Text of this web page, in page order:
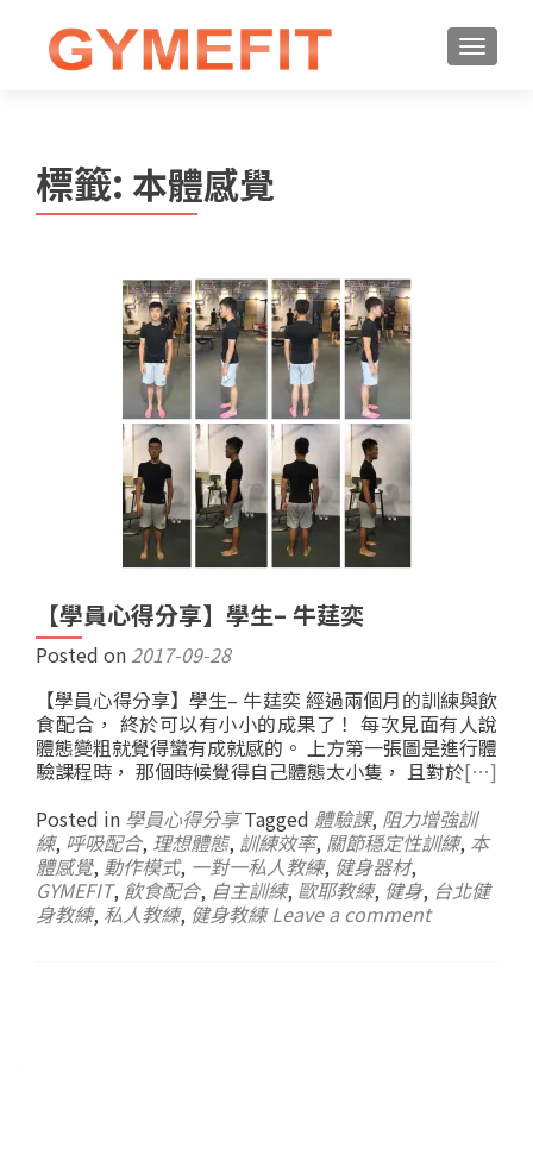
標籤: 本體感覺
【學員心得分享】學生– 牛莛奕
Posted on 2017-09-28
【學員心得分享】學生– 牛莛奕 經過兩個月的訓練與飲
食配合， 終於可以有小小的成果了！ 每次見面有人說
體態變粗就覺得蠻有成就感的。 上方第一張圖是進行體
驗課程時， 那個時候覺得自己體態太小隻， 且對於[…]
Posted in 學員心得分享 Tagged 體驗課, 阻力增強訓
練, 呼吸配合, 理想體態, 訓練效率, 關節穩定性訓練, 本
體感覺, 動作模式, 一對一私人教練, 健身器材,
GYMEFIT, 飲食配合, 自主訓練, 歐耶教練, 健身, 台北健
身教練, 私人教練, 健身教練 Leave a comment